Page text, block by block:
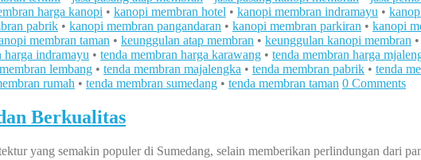
harga kanopi • kanopi membran hotel • kanopi membran indramayu •
pabrik • kanopi membran pangandaran • kanopi membran parkiran • kanopi
membran taman • keunggulan atap membran • keunggulan kanopi membran •
harga indramayu • tenda membran harga karawang • tenda membran harga
lembang • tenda membran majalengka • tenda membran pabrik • tenda
rumah • tenda membran sumedang • tenda membran taman 0 Comments
Berkualitas
yang semakin populer di Sumedang, selain memberikan perlindungan dari